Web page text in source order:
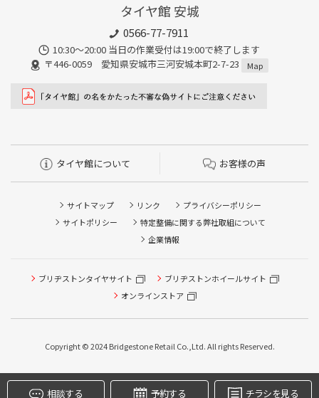
タイヤ館 安城
0566-77-7911
10:30〜20:00 当日の作業受付は19:00で終了します
〒446-0059 愛知県安城市三河安城本町2-7-23
Map
タイヤ館について お客様の声
サイトマップ リンク
プライバシーポリシー
サイトポリシー
特定整備に関する弊社取組について
企業情報
ブリヂストンタイヤサイト
ブリヂストンホイールサイト
オンラインストア
Copyright © 2024 Bridgestone Retail Co.,Ltd. All rights Reserved.
相談する 予約する チラシを見る
タイヤ点検・安全点検/タイヤ履き替え/オイル交換/その他
ピット作業の予約
本日のタイヤ履き替え順番待ち予約 ※クローク契約会員の